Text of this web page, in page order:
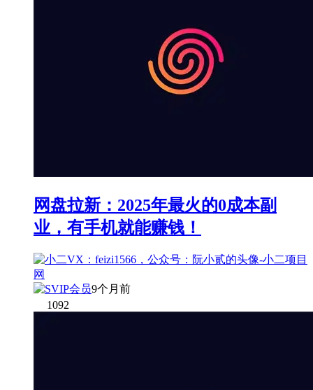
网盘拉新：2025年最火的0成本副
业，有手机就能赚钱！
9个月前
1092